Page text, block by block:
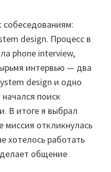
собеседованиям:
design. Процесс в
phone interview,
интервью — два
design и одно
поиск
В итоге я выбрал
миссия откликнулась
хотелось работать
общение